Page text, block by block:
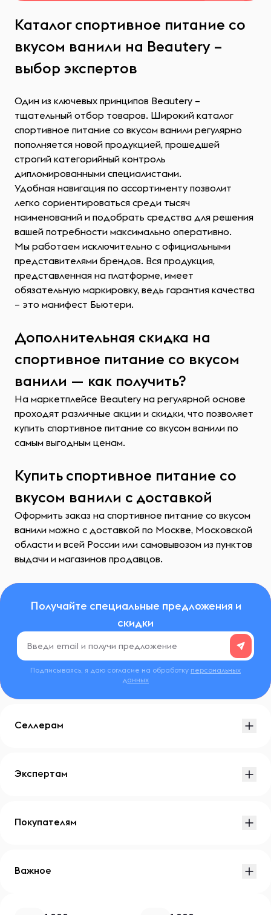
Каталог спортивное питание со
вкусом ванили на Beautery –
выбор экспертов
Один из ключевых принципов Beautery –
тщательный отбор товаров. Широкий каталог
спортивное питание со вкусом ванили регулярно
пополняется новой продукцией, прошедшей
строгий категорийный контроль
дипломированными специалистами.
Удобная навигация по ассортименту позволит
легко сориентироваться среди тысяч
наименований и подобрать средства для решения
вашей потребности максимально оперативно.
Мы работаем исключительно с официальными
представителями брендов. Вся продукция,
представленная на платформе, имеет
обязательную маркировку, ведь гарантия качества
– это манифест Бьютери.
Дополнительная скидка на
спортивное питание со вкусом
ванили — как получить?
На маркетплейсе Beautery на регулярной основе
проходят различные акции и скидки, что позволяет
купить спортивное питание со вкусом ванили по
самым выгодным ценам.
Купить спортивное питание со
вкусом ванили с доставкой
Оформить заказ на спортивное питание со вкусом
ванили можно с доставкой по Москве, Московской
области и всей России или самовывозом из пунктов
выдачи и магазинов продавцов.
Получайте специальные предложения и
скидки
Подписываясь, я даю согласие на обработку персональных
данных
Селлерам
Экспертам
Покупателям
Важное